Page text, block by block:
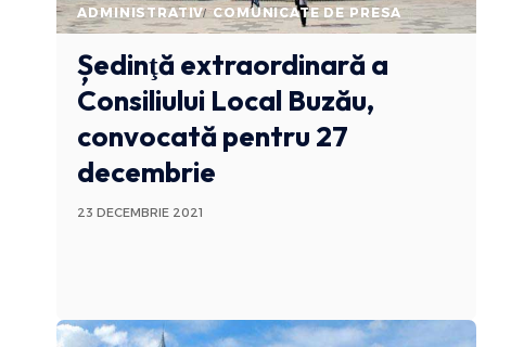
ADMINISTRATIV COMUNICATE DE PRESA
Ședinţă extraordinară a
Consiliului Local Buzău,
convocată pentru 27
decembrie
23 DECEMBRIE 2021